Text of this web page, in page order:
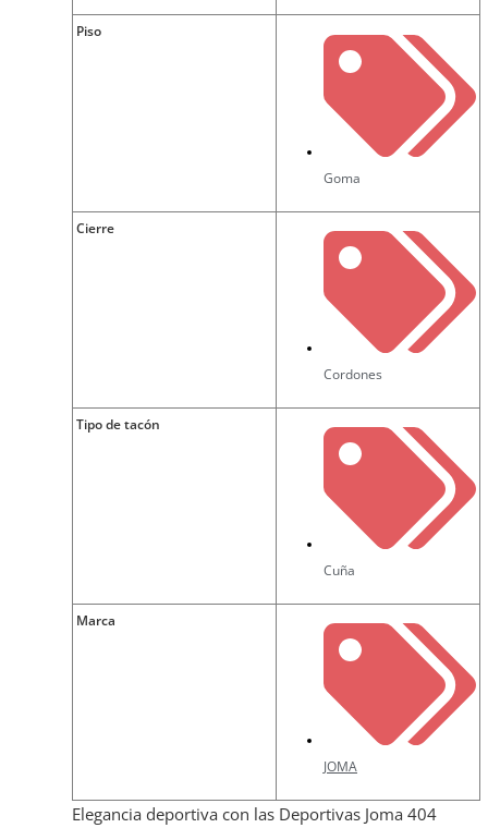
Piso
Goma
Cierre
Cordones
Tipo de tacón
Cuña
Marca
JOMA
Elegancia deportiva con las Deportivas Joma 404